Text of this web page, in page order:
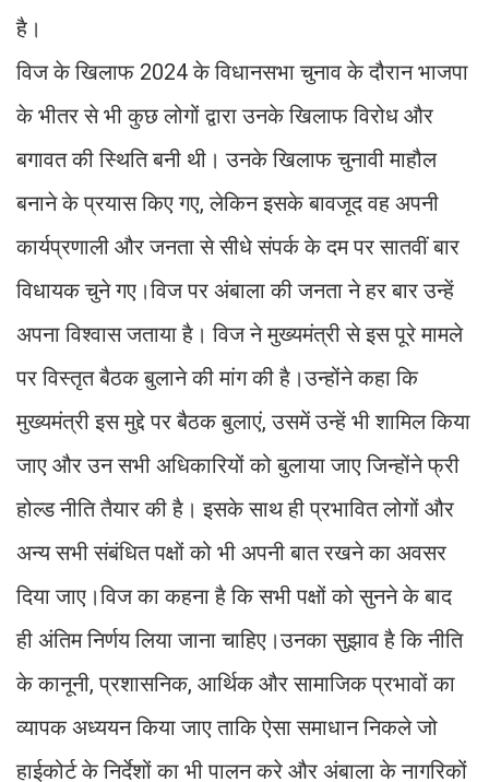
है।
विज के खिलाफ 2024 के विधानसभा चुनाव के दौरान भाजपा
के भीतर से भी कुछ लोगों द्वारा उनके खिलाफ विरोध और
बगावत की स्थिति बनी थी। उनके खिलाफ चुनावी माहौल
बनाने के प्रयास किए गए, लेकिन इसके बावजूद वह अपनी
कार्यप्रणाली और जनता से सीधे संपर्क के दम पर सातवीं बार
विधायक चुने गए।विज पर अंबाला की जनता ने हर बार उन्हें
अपना विश्वास जताया है। विज ने मुख्यमंत्री से इस पूरे मामले
पर विस्तृत बैठक बुलाने की मांग की है।उन्होंने कहा कि
मुख्यमंत्री इस मुद्दे पर बैठक बुलाएं, उसमें उन्हें भी शामिल किया
जाए और उन सभी अधिकारियों को बुलाया जाए जिन्होंने फ्री
होल्ड नीति तैयार की है। इसके साथ ही प्रभावित लोगों और
अन्य सभी संबंधित पक्षों को भी अपनी बात रखने का अवसर
दिया जाए।विज का कहना है कि सभी पक्षों को सुनने के बाद
ही अंतिम निर्णय लिया जाना चाहिए।उनका सुझाव है कि नीति
के कानूनी, प्रशासनिक, आर्थिक और सामाजिक प्रभावों का
व्यापक अध्ययन किया जाए ताकि ऐसा समाधान निकले जो
हाईकोर्ट के निर्देशों का भी पालन करे और अंबाला के नागरिकों